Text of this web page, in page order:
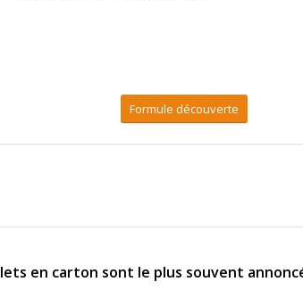
Formule découverte
en carton sont le plus souvent